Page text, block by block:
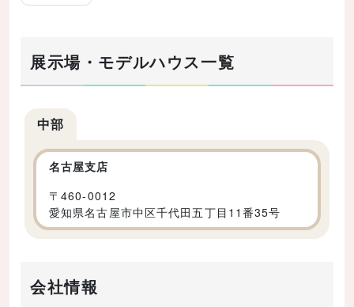
展示場・モデルハウス一覧
中部
名古屋支店
〒460-0012
愛知県名古屋市中区千代田五丁目11番35号
会社情報